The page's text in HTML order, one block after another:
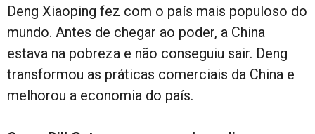
Deng Xiaoping fez com o país mais populoso do
mundo. Antes de chegar ao poder, a China
estava na pobreza e não conseguiu sair. Deng
transformou as práticas comerciais da China e
melhorou a economia do país.